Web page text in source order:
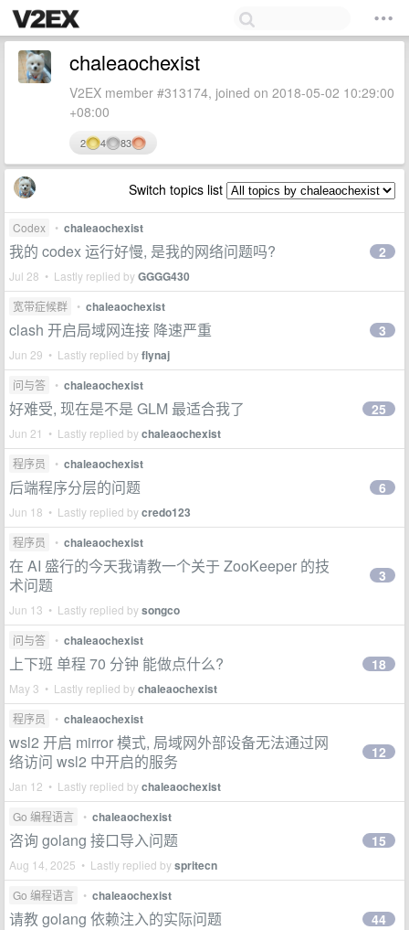
chaleaochexist
V2EX member #313174, joined on 2018-05-02 10:29:00
+08:00
2 4 83
Switch topics list
Codex • chaleaochexist
我的 codex 运行好慢, 是我的网络问题吗?
Jul 28 • Lastly replied byGGGG430
2
宽带症候群 • chaleaochexist
clash 开启局域网连接 降速严重
Jun 29 • Lastly replied byflynaj
3
问与答 • chaleaochexist
好难受, 现在是不是 GLM 最适合我了
Jun 21 • Lastly replied bychaleaochexist
25
程序员 • chaleaochexist
后端程序分层的问题
Jun 18 • Lastly replied bycredo123
6
程序员 • chaleaochexist
在 AI 盛行的今天我请教一个关于 ZooKeeper 的技
术问题
Jun 13 • Lastly replied bysongco
3
问与答 • chaleaochexist
上下班 单程 70 分钟 能做点什么?
May 3 • Lastly replied bychaleaochexist
18
程序员 • chaleaochexist
wsl2 开启 mirror 模式, 局域网外部设备无法通过网
络访问 wsl2 中开启的服务
Jan 12 • Lastly replied bychaleaochexist
12
Go 编程语言 • chaleaochexist
咨询 golang 接口导入问题
Aug 14, 2025 • Lastly replied byspritecn
15
Go 编程语言 • chaleaochexist
请教 golang 依赖注入的实际问题 44